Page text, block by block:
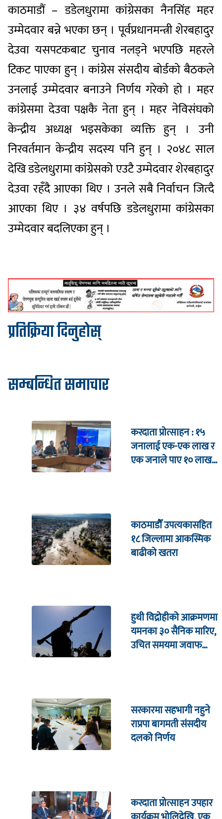
काठमाडौं – डडेलधुरामा कांग्रेसका नैनसिंह महर
उम्मेदवार बन्ने भएका छन् । पूर्वप्रधानमन्त्री शेरबहादुर
देउवा यसपटकबाट चुनाव नलड्ने भएपछि महरले
टिकट पाएका हुन् । कांग्रेस संसदीय बोर्डको बैठकले
उनलाई उम्मेदवार बनाउने निर्णय गरेको हो । महर
कांग्रेसमा देउवा पक्षकै नेता हुन् । महर नेविसंघको
केन्द्रीय अध्यक्ष भइसकेका व्यक्ति हुन् । उनी
निरवर्तमान केन्द्रीय सदस्य पनि हुन् । २०४८ साल
देखि डडेलधुरामा कांग्रेसको एउटै उम्मेदवार शेरबहादुर
देउवा रहँदै आएका थिए । उनले सबै निर्वाचन जित्दै
आएका थिए । ३४ वर्षपछि डडेलधुरामा कांग्रेसका
उम्मेदवार बदलिएका हुन् ।
प्रतिक्रिया दिनुहोस्
सम्बन्धित समाचार
करदाता प्रोत्साहन : १५
जनालाई एक-एक लाख र
एक जनाले पाए १० लाख
काठमाडौँ उपत्यकासहित
१८ जिल्लामा आकस्मिक
बाढीको खतरा
हुथी विद्रोहीको आक्रमणमा
यमनका ३० सैनिक मारिए,
उचित समयमा जवाफ
सरकारमा सहभागी नहुने
राप्रपा बागमती संसदीय
दलको निर्णय
करदाता प्रोत्साहन उपहार